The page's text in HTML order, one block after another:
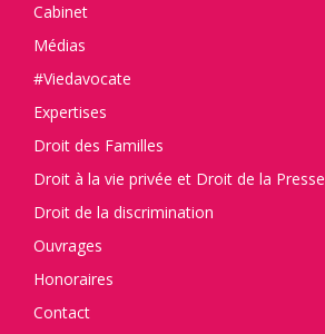
Cabinet
Médias
#Viedavocate
Expertises
Droit des Familles
Droit à la vie privée et Droit de la Presse
Droit de la discrimination
Ouvrages
Honoraires
Contact